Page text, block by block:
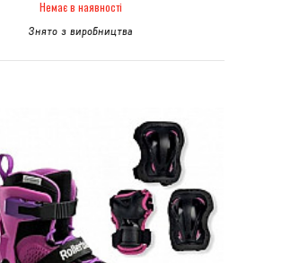
Немає в наявності
Знято з виробництва